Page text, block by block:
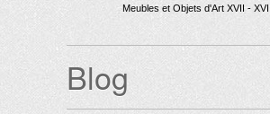
Meubles et Objets d'Art XVII -
Blog